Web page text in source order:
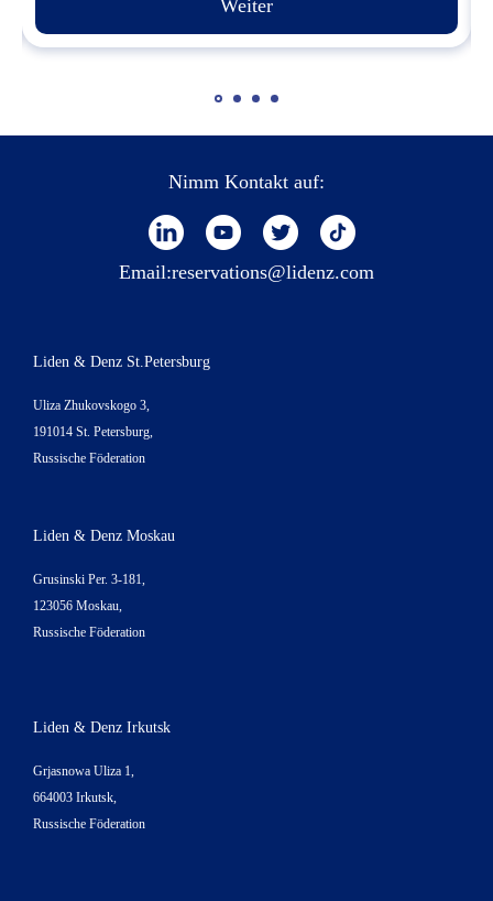
Weiter
Nimm Kontakt auf:
Email:reservations@lidenz.com
Liden & Denz St.Petersburg
Uliza Zhukovskogo 3,
191014 St. Petersburg,
Russische Föderation
Liden & Denz Moskau
Grusinski Per. 3-181,
123056 Moskau,
Russische Föderation
Liden & Denz Irkutsk
Grjasnowa Uliza 1,
664003 Irkutsk,
Russische Föderation